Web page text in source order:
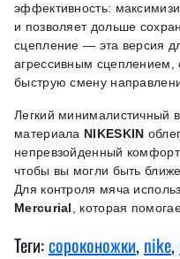
эффективность:
и позволяет дольше
сцепление — эта версия
агрессивным сцеплением,
быструю смену
Легкий минималистичный
материала NIKESKIN
непревзойденный
чтобы вы могли быть
Для контроля мяча
Mercurial
, которая
Теги:сороконожки, nike,